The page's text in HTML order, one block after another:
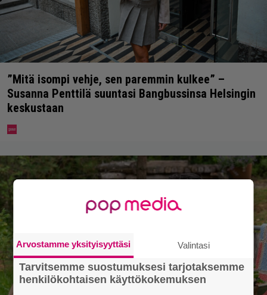
”Mitä isompi vehje, sen paremmin kulkee” –
Susanna Penttilä suuntasi Bangbussinsa Helsingin
keskustaan
Arvostamme yksityisyyttäsi Valintasi
Tarvitsemme suostumuksesi tarjotaksemme
henkilökohtaisen käyttökokemuksen